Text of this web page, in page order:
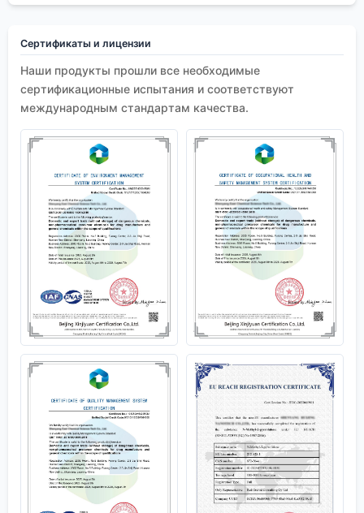
Сертификаты и лицензии
Наши продукты прошли все необходимые
сертификационные испытания и соответствуют
международным стандартам качества.